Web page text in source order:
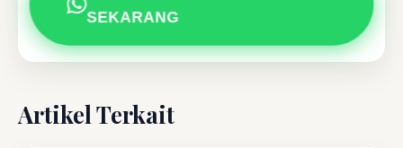
SEKARANG
Artikel Terkait